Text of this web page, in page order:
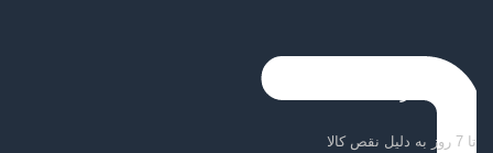
ضمانت بازگشت کالا
تا 7 روز به دلیل نقص کالا